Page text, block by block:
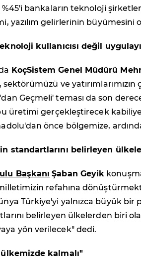
%45'i bankaların teknoloji
yazılım gelirlerinin
kullanıcısı değil
KoçSistem Genel Müdürü
sektörümüzü ve
Geçmeli' teması da son
üretimi gerçekleştirecek
önce bölgemize,
standartlarını belirleyen
Başkanı Şaban Geyik
refahına
Türkiye'yi yalnızca büyük
belirleyen ülkelerden biri
yön verilecek" dedi.
kalmalı"